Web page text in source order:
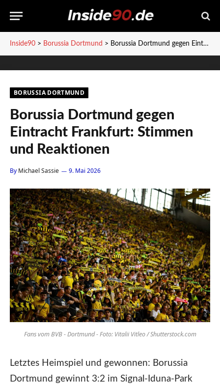
Inside90 > Borussia Dortmund > Borussia Dortmund gegen Eintracht Frankfurt: Stimmen und Reaktionen
BORUSSIA DORTMUND
Borussia Dortmund gegen
Eintracht Frankfurt: Stimmen
und Reaktionen
By Michael Sassie 9. Mai 2026
Fans vom BVB - Dortmund - Foto: Vitalii Vitleo / Shutterstock.com
Letztes Heimspiel und gewonnen: Borussia
Dortmund gewinnt 3:2 im Signal-Iduna-Park